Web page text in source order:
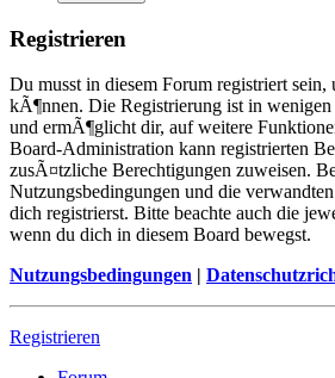
Registrieren
Du musst in diesem Forum registriert sein,
kÃ¶nnen. Die Registrierung ist in
und ermÃ¶glicht dir, auf weitere
Board-Administration kann registrierten
zusÃ¤tzliche Berechtigungen zuweisen.
Nutzungsbedingungen und die
dich registrierst. Bitte beachte auch die
wenn du dich in diesem Board bewegst.
Nutzungsbedingungen |
Registrieren